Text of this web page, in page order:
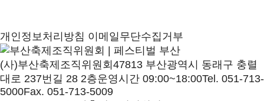
개인정보처리방침 이메일무단수집거부
(사)부산축제조직위원회 47813 부산광역시 동래구 충렬
대로 237번길 28 2층운영시간 09:00~18:00Tel. 051-713-
5000Fax. 051-713-5009